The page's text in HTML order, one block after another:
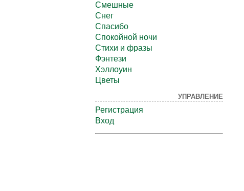
Смешные
Снег
Спасибо
Спокойной ночи
Стихи и фразы
Фэнтези
Хэллоуин
Цветы
УПРАВЛЕНИЕ
Регистрация
Вход